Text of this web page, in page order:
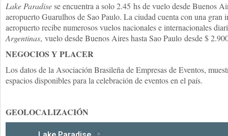
Lake Paradisese encuentra a solo 2.45 hs de vuelo desde Buenos
aeropuerto Guarulhos de Sao Paulo. La ciudad cuenta con una gran
aeropuerto recibe numerosos vuelos nacionales e internacionales
Argentinas, vuelo desde Buenos Aires hasta Sao Paulo desde $
NEGOCIOS Y PLACER
Los datos de la Asociación Brasileña de Empresas de Eventos,
espacios disponibles para la celebración de eventos en el país.
GEOLOCALIZACIÓN